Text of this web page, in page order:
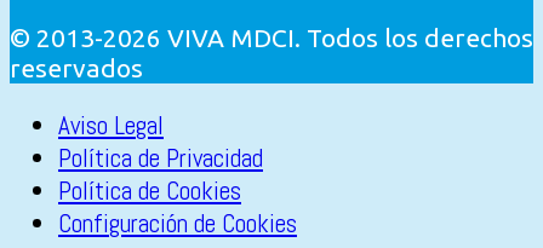
© 2013-2026 VIVA MDCI. Todos los derechos
reservados
Aviso Legal
Política de Privacidad
Política de Cookies
Configuración de Cookies